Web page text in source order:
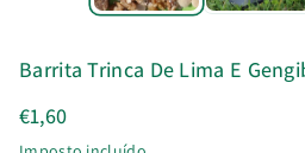
Barrita Trinca De Lima E
€1,60